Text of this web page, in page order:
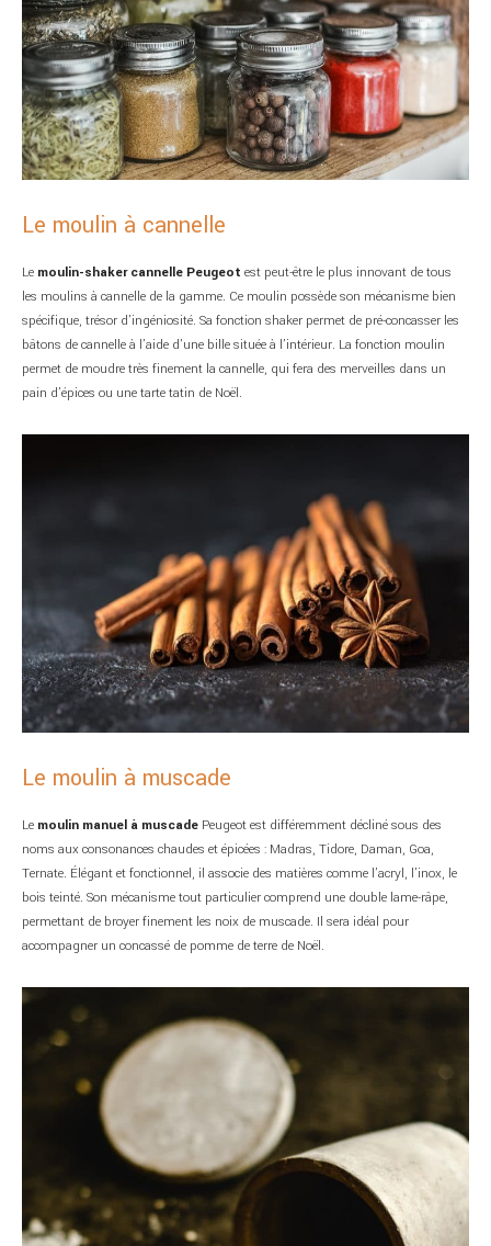
Le moulin à cannelle
Le moulin-shaker cannelle Peugeot est peut-être le plus innovant de tous
les moulins à cannelle de la gamme. Ce moulin possède son mécanisme bien
spécifique, trésor d’ingéniosité. Sa fonction shaker permet de pré-concasser les
bâtons de cannelle à l’aide d’une bille située à l’intérieur. La fonction moulin
permet de moudre très finement la cannelle, qui fera des merveilles dans un
pain d’épices ou une tarte tatin de Noël.
Le moulin à muscade
Le moulin manuel à muscade Peugeot est différemment décliné sous des
noms aux consonances chaudes et épicées : Madras, Tidore, Daman, Goa,
Ternate. Élégant et fonctionnel, il associe des matières comme l’acryl, l’inox, le
bois teinté. Son mécanisme tout particulier comprend une double lame-râpe,
permettant de broyer finement les noix de muscade. Il sera idéal pour
accompagner un concassé de pomme de terre de Noël.